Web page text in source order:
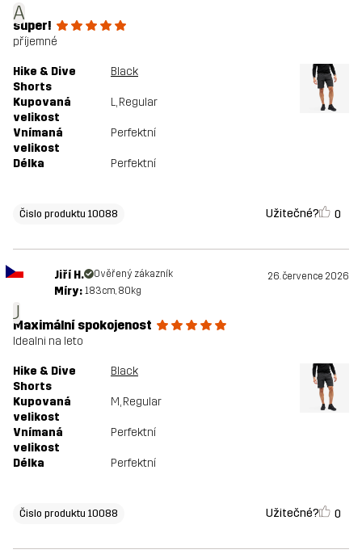
A
super!
příjemné
Hike & Dive
Shorts
Black
Kupovaná
velikost
L, Regular
Vnímaná
velikost
Perfektní
Délka Perfektní
Čislo produktu 10088 Užitečné? 0
J
Jiří H. Ověřený zákazník 26. července 2026
Míry: 183cm, 80kg
Maximální spokojenost
Idealni na leto
Hike & Dive
Shorts
Black
Kupovaná
velikost
M, Regular
Vnímaná
velikost
Perfektní
Délka Perfektní
Čislo produktu 10088 Užitečné? 0